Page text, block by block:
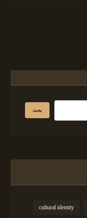
cultural identity